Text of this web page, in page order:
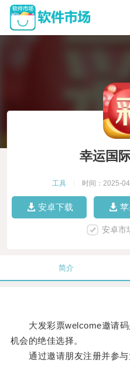
幸运国
工具 时间：2025-
安卓下载
安卓市
简介
大发彩票welcome邀请码
机会的绝佳选择。
通过邀请朋友注册并参与